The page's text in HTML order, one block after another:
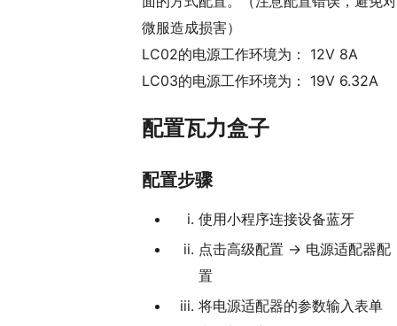
微服造成损害）
LC02的电源工作环境为： 12V 8A
LC03的电源工作环境为： 19V 6.32A
配置瓦力盒子
配置步骤
使用小程序连接设备蓝牙
点击高级配置 -> 电源适配器配
置
将电源适配器的参数输入表单